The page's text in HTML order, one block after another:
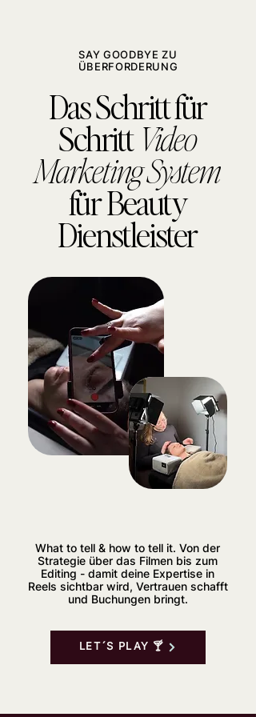
SAY GOODBYE ZU
ÜBERFORDERUNG
Das Schritt für
Schritt Video
MarketingSystem
für Beauty
Dienstleister
What to tell & how to tell it. Von der
Strategie über das Filmen bis zum
Editing - damit deine Expertise in
Reels sichtbar wird, Vertrauen schafft
und Buchungen bringt.
LET´S PLAY 🍸